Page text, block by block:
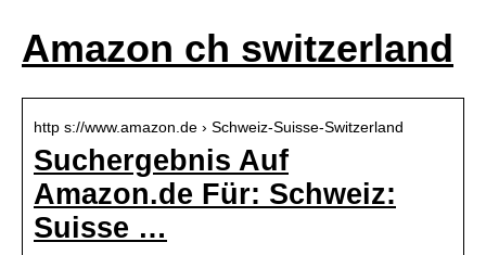
Amazon ch switzerland
http s://www.amazon.de › Schweiz-Suisse-Switzerland
Suchergebnis Auf
Amazon.de Für: Schweiz:
Suisse …